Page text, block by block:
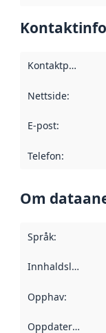
Kontaktpunkt
Nettside:
E-post:
Telefon:
Om
Språk:
Innhaldsleverandørar
Opphav:
Oppdateringsfrekvens